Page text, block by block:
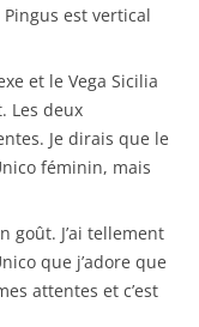
est vertical
et le Vega Sicilia
Les deux
Je dirais que le
féminin, mais
goût. J’ai tellement
que j’adore que
attentes et c’est